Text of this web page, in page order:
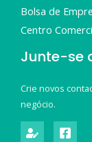
Bolsa de
Centro
Junte-se
Crie novos
negócio.